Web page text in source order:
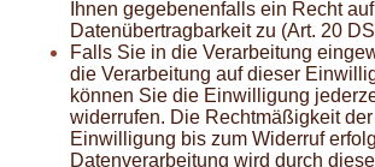
Ihnen gegebenenfalls ein Recht auf
Datenübertragbarkeit zu (Art. 20
Falls Sie in die Verarbeitung
die Verarbeitung auf dieser
können Sie die Einwilligung
widerrufen. Die Rechtmäßigkeit
Einwilligung bis zum Widerruf
Datenverarbeitung wird durch